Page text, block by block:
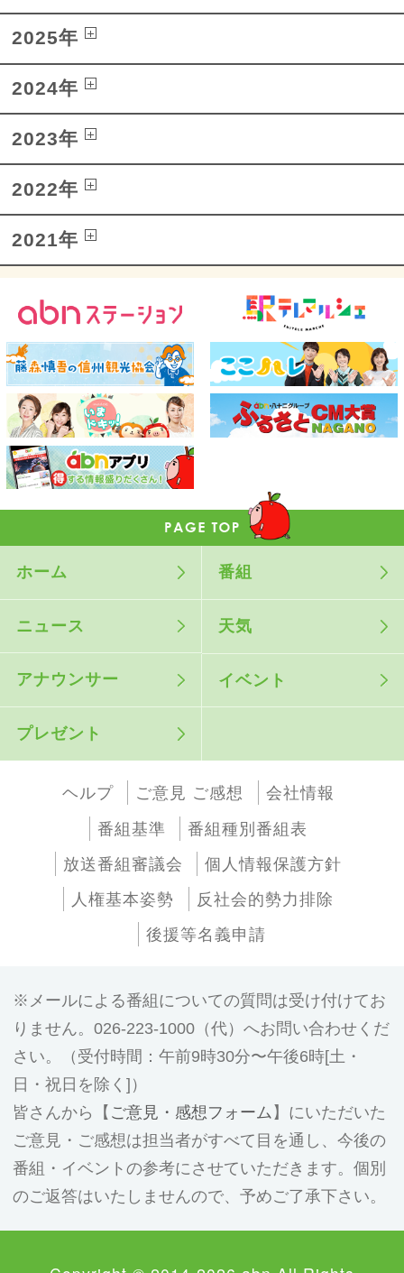
2025年
2024年
2023年
2022年
2021年
ホーム 番組
ニュース 天気
アナウンサー イベント
プレゼント
ヘルプ ご意見 ご感想
会社情報
番組基準
番組種別番組表
放送番組審議会
個人情報保護方針
人権基本姿勢
反社会的勢力排除
後援等名義申請
メールによる番組についての質問は受け付けてお
りません。026-223-1000（代）へお問い合わせくだ
さい。（受付時間：午前9時30分〜午後6時[土・
日・祝日を除く]）
皆さんから【 ご意見・感想フォーム 】にいただいた
ご意見・ご感想は担当者がすべて目を通し、今後の
番組・イベントの参考にさせていただきます。個別
のご返答はいたしませんので、予めご了承下さい。